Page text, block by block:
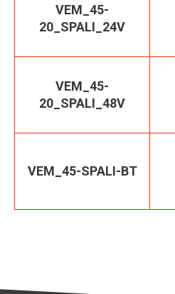
VEM_45-
20_SPALI_24V
VEM_45-
20_SPALI_48V
VEM_45-SPALI-BT